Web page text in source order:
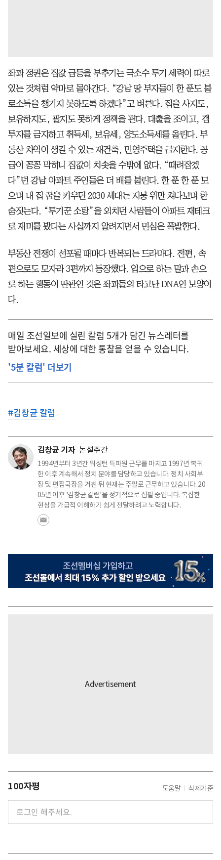
좌파 정권은 집값 급등을 부추기는 극소수 투기 세력이 따로
있는 것처럼 악마로 몰아간다. “강남 땅 부자들이 한 푼도 불
로소득을 챙기지 못하도록 하겠다”고 벼른다. 집을 사지도,
보유하지도, 팔지도 못하게 정책을 편다. 대출을 조이고, 갭
투자를 금지하고 취득세, 보유세, 양도소득세를 올린다. 부
동산 차익이 생길 수 있는 재건축, 민영주택을 금지한다. 공
급이 꽁꽁 막히니 집값이 치솟을 수밖에 없다. “때려잡겠
다”던 강남 아파트 주인들은 더 배를 불린다. 한 푼 한 푼 모
으며 내 집 꿈을 키우던 2030 세대는 지붕 위만 쳐다보며 한
숨짓는다. “투기꾼 소탕”을 외치던 사람들이 아파트 재테크
로 재미를 봤다는 사실까지 알려지면서 민심은 폭발한다.
부동산 전쟁이 선포될 때마다 반복되는 드라마다. 전편, 속
편으로도 모자라 3편까지 등장했다. 입으로 하는 말과 손으
로 하는 행동이 딴판인 것은 좌파들의 타고난 DNA인 모양이
다.
매일 조선일보에 실린 칼럼 5개가 담긴 뉴스레터를
받아보세요. 세상에 대한 통찰을 얻을 수 있습니다.
'5분 칼럼' 더보기
#김창균 칼럼
김창균 기자 논설주간
1994년부터 3년간 워싱턴 특파원 근무를 마치고 1997년 복귀
한 이후 계속해서 정치 분야를 담당하고 있습니다. 정치 사회부
장 및 편집국장을 거친 뒤 현재는 주필로 근무하고 있습니다. 20
05년 이후 '김창균 칼럼'을 정기적으로 집필 중입니다. 복잡한
현상을 가급적 이해하기 쉽게 전달하려고 노력합니다.
100자평 도움말 삭제기준